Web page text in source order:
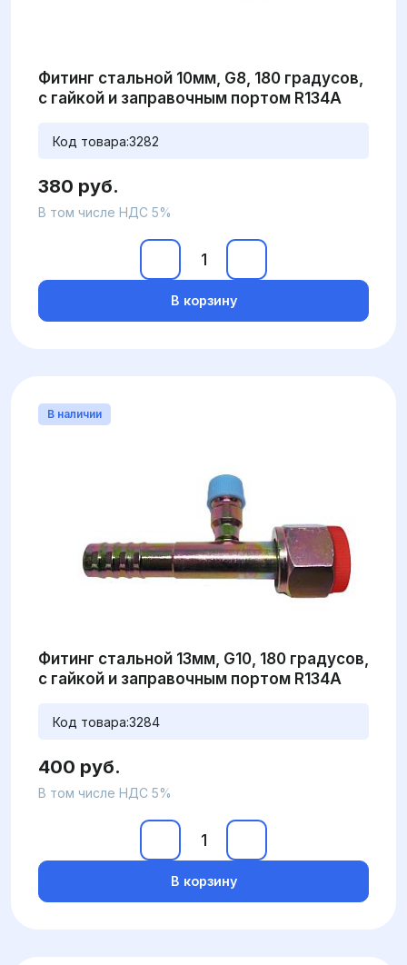
Фитинг стальной 10мм, G8, 180 градусов,
с гайкой и заправочным портом R134A
Код товара:3282
380 руб.
В том числе НДС 5%
В корзину
В наличии
Фитинг стальной 13мм, G10, 180 градусов,
с гайкой и заправочным портом R134A
Код товара:3284
400 руб.
В том числе НДС 5%
В корзину